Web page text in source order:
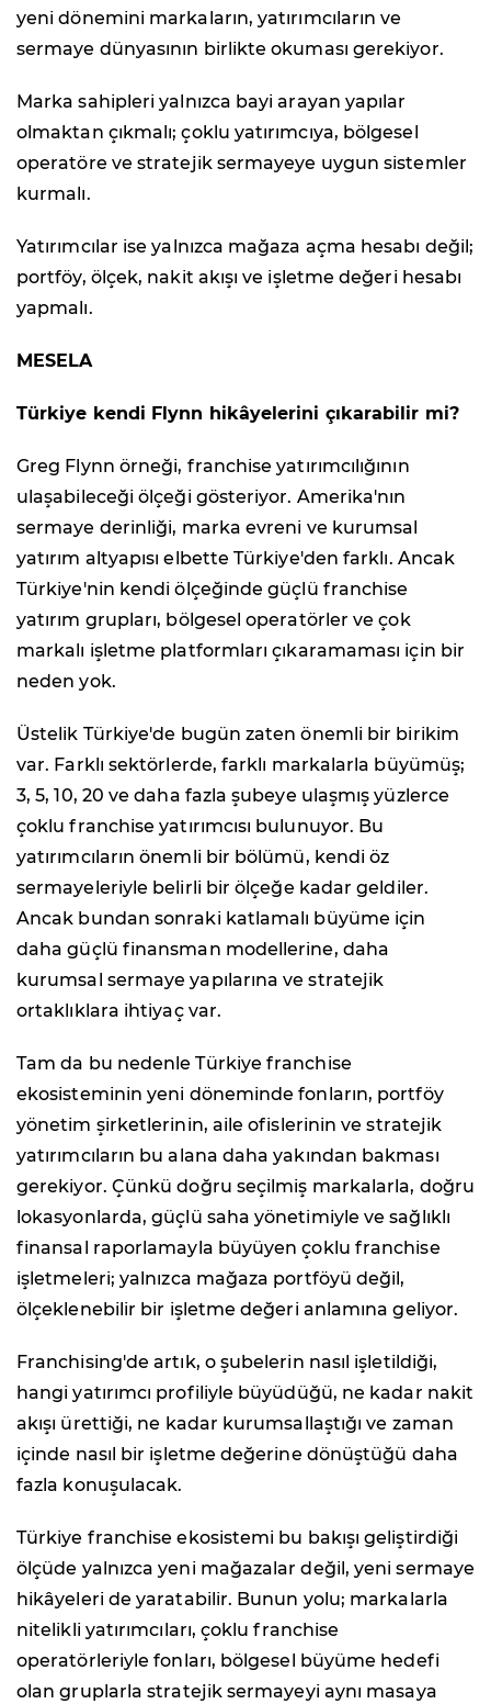
yeni dönemini markaların, yatırımcıların ve
sermaye dünyasının birlikte okuması gerekiyor.
Marka sahipleri yalnızca bayi arayan yapılar
olmaktan çıkmalı; çoklu yatırımcıya, bölgesel
operatöre ve stratejik sermayeye uygun sistemler
kurmalı.
Yatırımcılar ise yalnızca mağaza açma hesabı değil;
portföy, ölçek, nakit akışı ve işletme değeri hesabı
yapmalı.
MESELA
Türkiye kendi Flynn hikâyelerini çıkarabilir mi?
Greg Flynn örneği, franchise yatırımcılığının
ulaşabileceği ölçeği gösteriyor. Amerika'nın
sermaye derinliği, marka evreni ve kurumsal
yatırım altyapısı elbette Türkiye'den farklı. Ancak
Türkiye'nin kendi ölçeğinde güçlü franchise
yatırım grupları, bölgesel operatörler ve çok
markalı işletme platformları çıkaramaması için bir
neden yok.
Üstelik Türkiye'de bugün zaten önemli bir birikim
var. Farklı sektörlerde, farklı markalarla büyümüş;
3, 5, 10, 20 ve daha fazla şubeye ulaşmış yüzlerce
çoklu franchise yatırımcısı bulunuyor. Bu
yatırımcıların önemli bir bölümü, kendi öz
sermayeleriyle belirli bir ölçeğe kadar geldiler.
Ancak bundan sonraki katlamalı büyüme için
daha güçlü finansman modellerine, daha
kurumsal sermaye yapılarına ve stratejik
ortaklıklara ihtiyaç var.
Tam da bu nedenle Türkiye franchise
ekosisteminin yeni döneminde fonların, portföy
yönetim şirketlerinin, aile ofislerinin ve stratejik
yatırımcıların bu alana daha yakından bakması
gerekiyor. Çünkü doğru seçilmiş markalarla, doğru
lokasyonlarda, güçlü saha yönetimiyle ve sağlıklı
finansal raporlamayla büyüyen çoklu franchise
işletmeleri; yalnızca mağaza portföyü değil,
ölçeklenebilir bir işletme değeri anlamına geliyor.
Franchising'de artık, o şubelerin nasıl işletildiği,
hangi yatırımcı profiliyle büyüdüğü, ne kadar nakit
akışı ürettiği, ne kadar kurumsallaştığı ve zaman
içinde nasıl bir işletme değerine dönüştüğü daha
fazla konuşulacak.
Türkiye franchise ekosistemi bu bakışı geliştirdiği
ölçüde yalnızca yeni mağazalar değil, yeni sermaye
hikâyeleri de yaratabilir. Bunun yolu; markalarla
nitelikli yatırımcıları, çoklu franchise
operatörleriyle fonları, bölgesel büyüme hedefi
olan gruplarla stratejik sermayeyi aynı masaya